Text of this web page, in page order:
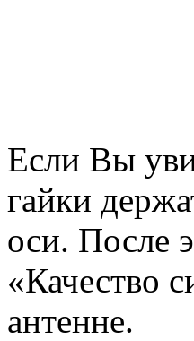
Если Вы
гайки
оси. После
«Качество
антенне.